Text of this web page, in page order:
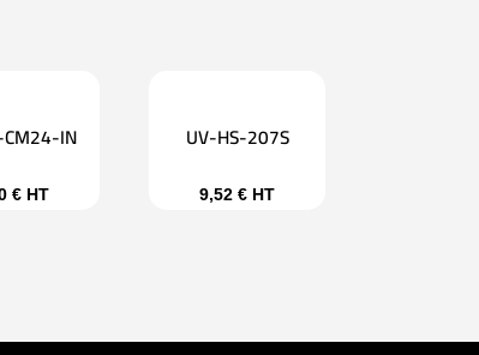
IN
€ HT
UV-HS-207S
9,52€ HT